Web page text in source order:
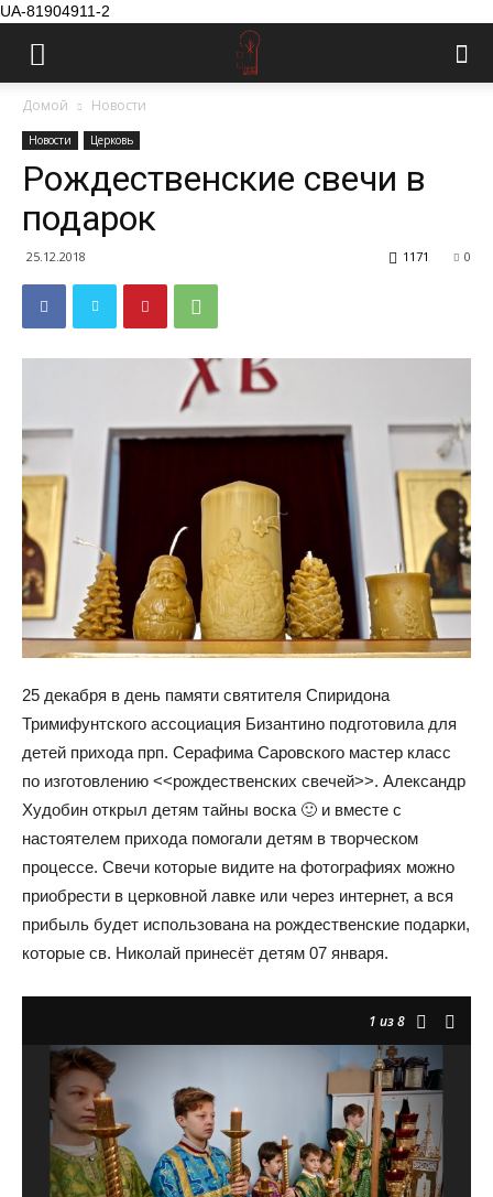
UA-81904911-2
Домой Новости
Новости Церковь
Рождественские свечи в
подарок
25.12.2018 0
1171
25 декабря в день памяти святителя Спиридона
Тримифунтского ассоциация Бизантино подготовила для
детей прихода прп. Серафима Саровского мастер класс
по изготовлению <<рождественских свечей>>. Александр
Худобин открыл детям тайны воска 🙂 и вместе с
настоятелем прихода помогали детям в творческом
процессе. Свечи которые видите на фотографиях можно
приобрести в церковной лавке или через интернет, а вся
прибыль будет использована на рождественские подарки,
которые св. Николай принесёт детям 07 января.
1 из 8